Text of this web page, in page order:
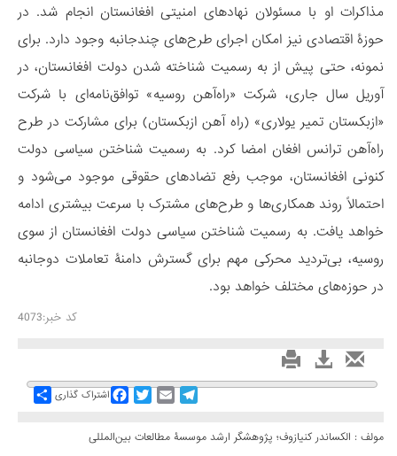
مذاکرات او با مسئولان نهادهای امنیتی افغانستان انجام شد. در
حوزۀ اقتصادی نیز امکان اجرای طرح‌های چندجانبه وجود دارد. برای
نمونه، حتی پیش از به رسمیت شناخته شدن دولت افغانستان، در
آوریل سال جاری، شرکت «راه‌آهن روسیه» توافق‌نامه‌ای با شرکت
«ازبکستان تمیر یولاری» (راه آهن ازبکستان) برای مشارکت در طرح
راه‌آهن ترانس افغان امضا کرد. به رسمیت شناختن سیاسی دولت
کنونی افغانستان، موجب رفع تضادهای حقوقی موجود می‌شود و
احتمالاً روند همکاری‌ها و طرح‌های مشترک با سرعت بیشتری ادامه
خواهد یافت. به رسمیت شناختن سیاسی دولت افغانستان از سوی
روسیه، بی‌تردید محرکی مهم برای گسترش دامنۀ تعاملات دوجانبه
در حوزه‌های مختلف خواهد بود.
کد خبر:4073
Share اشتراک گذاری
FacebookTwitterEmail
Telegram
مولف : الکساندر کنیازوف؛ پژوهشگر ارشد موسسۀ مطالعات بین‌المللی